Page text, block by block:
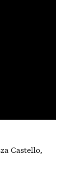
Castello,